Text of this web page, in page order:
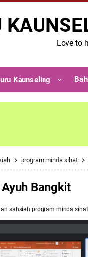
Love to
Kaunseling
program minda sihat
Bangkit
sahsiah program minda sihat